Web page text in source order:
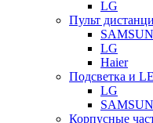
LG
Пульт
LG
Haier
Подсветка и
LG
Корпусные